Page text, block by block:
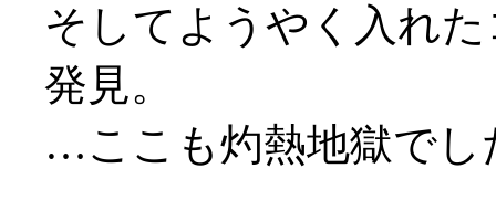
そしてようやく入れ
発見。
…ここも灼熱地獄でし